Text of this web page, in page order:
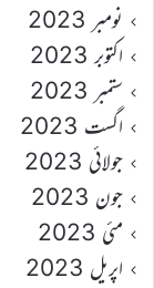
نومبر 2023
اکتوبر 2023
ستمبر 2023
اگست 2023
جولائی 2023
جون 2023
مئی 2023
اپریل 2023